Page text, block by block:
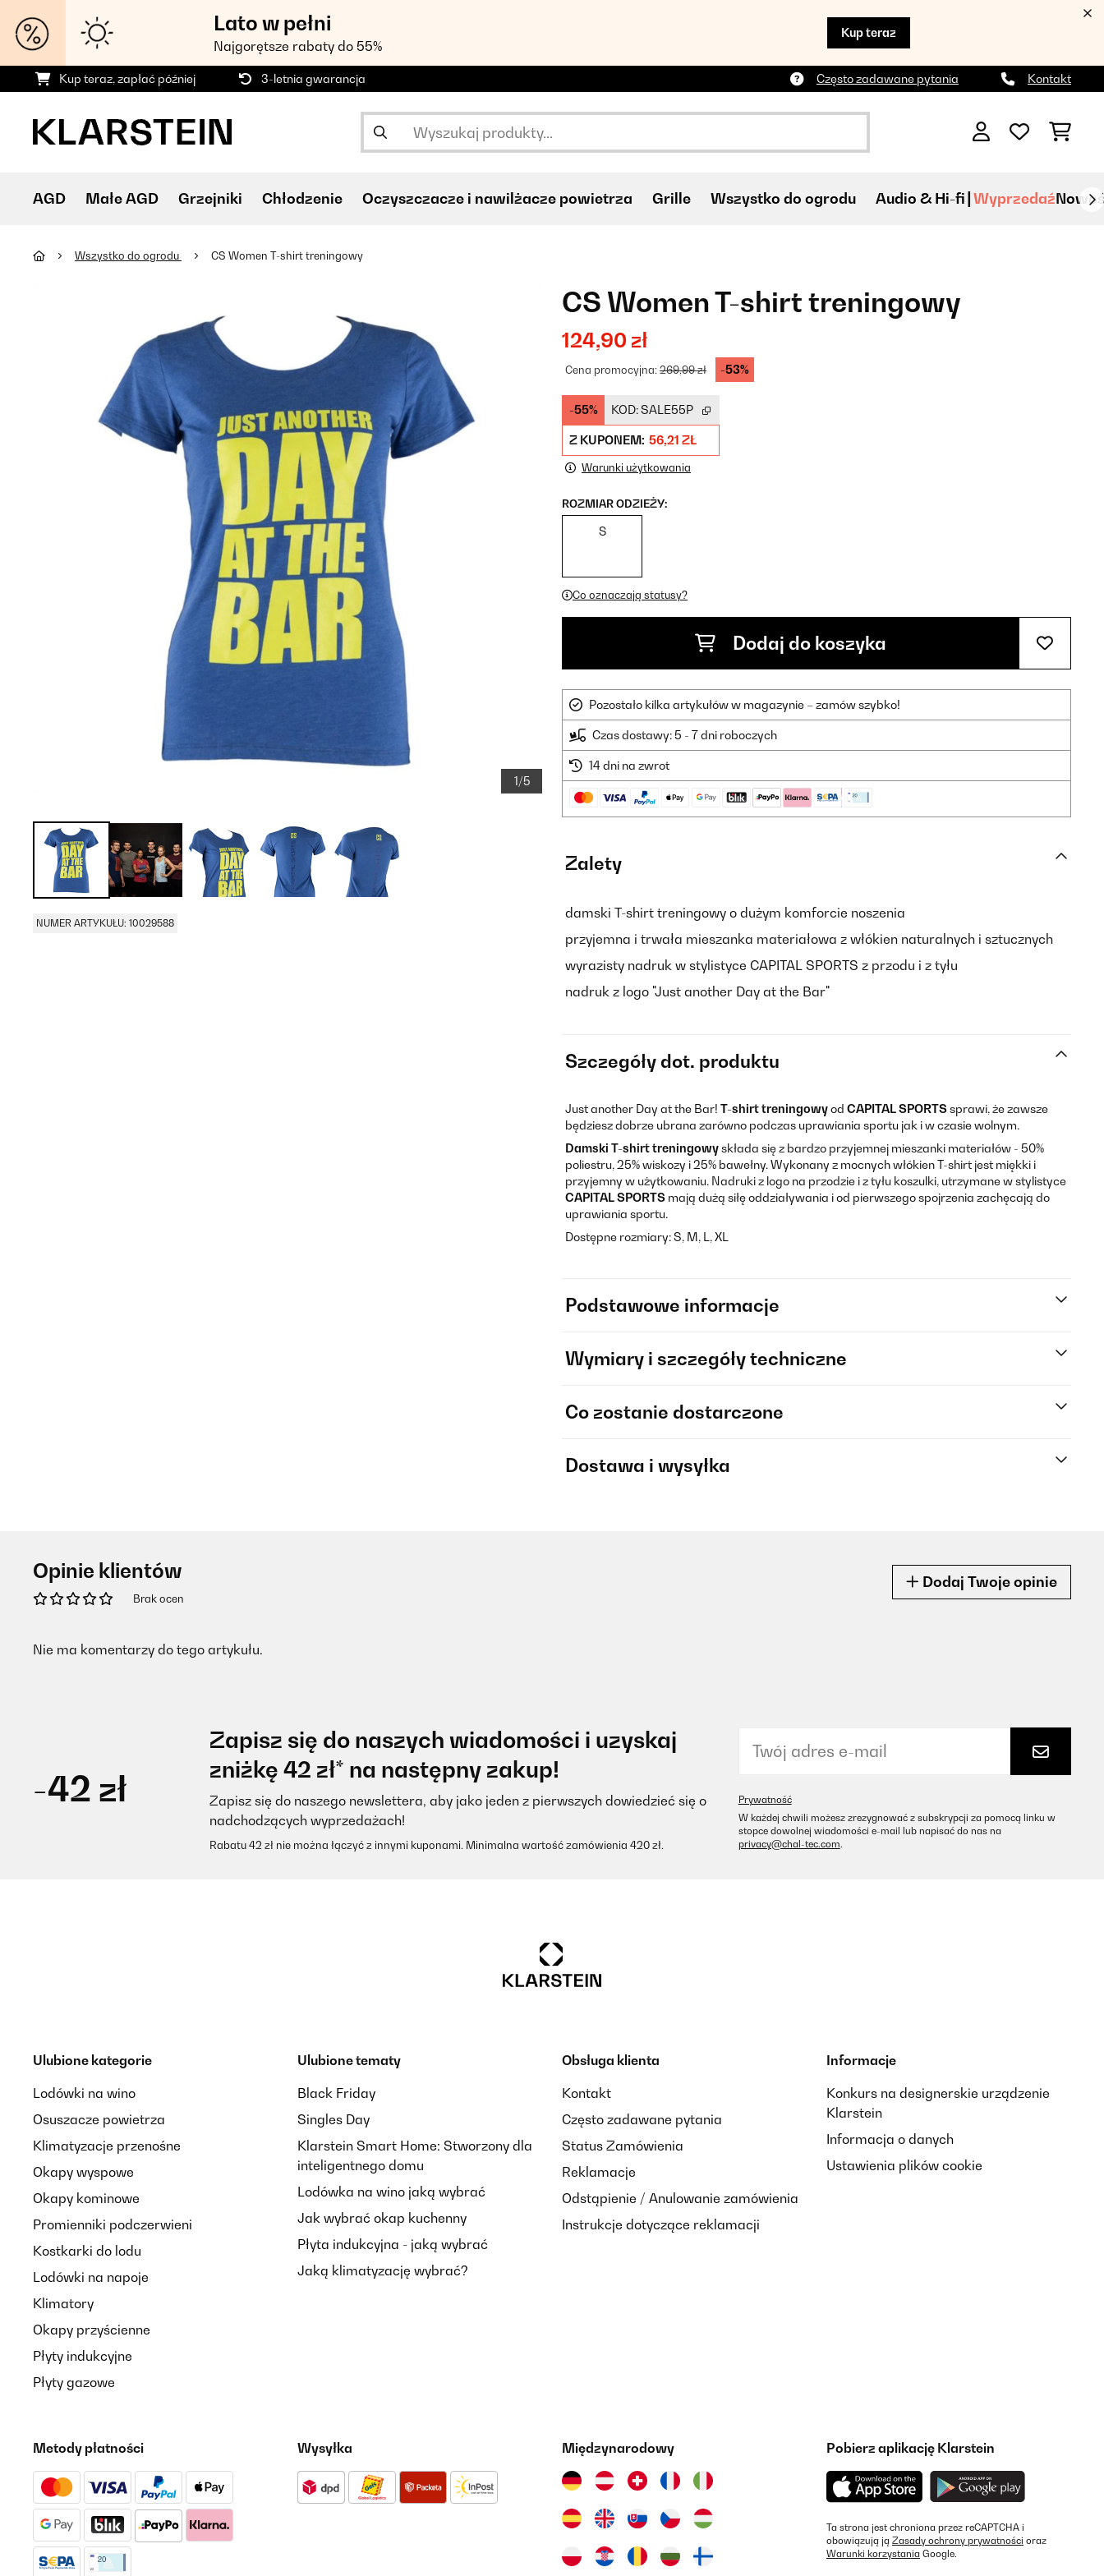
Lato w pełni
Najgorętsze rabaty do 55%
Kup teraz
Kup teraz, zapłać później 3-letnia gwarancja Często zadawane pytania Kontakt
AGD Małe AGD Grzejniki Chłodzenie Oczyszczacze i nawilżacze powietrza Grille Wszystko do ogrodu Audio & Hi-fi Wyprzedaź
Wszystko do ogrodu CS Women T-shirt treningowy
1/5
NUMER ARTYKUŁU: 10029588
CS Women T-shirt treningowy
124,90 zł
Cena promocyjna:269,99 zł -53%
-55% KOD:SALE55P
Z KUPONEM: 56,21 ZŁ
Warunki użytkowania
ROZMIAR ODZIEŻY:
S
Co oznaczają statusy?
Dodaj do koszyka
Pozostało kilka artykułów w magazynie – zamów szybko!
Czas dostawy: 5 - 7 dni roboczych
14 dni na zwrot
Zalety
damski T-shirt treningowy o dużym komforcie noszenia
przyjemna i trwała mieszanka materiałowa z włókien naturalnych i sztucznych
wyrazisty nadruk w stylistyce CAPITAL SPORTS z przodu i z tyłu
nadruk z logo "Just another Day at the Bar"
Szczegóły dot. produktu
Just another Day at the Bar! T-shirt treningowyod CAPITAL SPORTSsprawi, że zawsze
będziesz dobrze ubrana zarówno podczas uprawiania sportu jak i w czasie wolnym.
Damski T-shirt treningowyskłada się z bardzo przyjemnej mieszanki materiałów - 50%
poliestru, 25% wiskozy i 25% bawełny. Wykonany z mocnych włókien T-shirt jest miękki i
przyjemny w użytkowaniu. Nadruki z logo na przodzie i z tyłu koszulki, utrzymane w stylistyce
CAPITAL SPORTS mają dużą siłę oddziaływania i od pierwszego spojrzenia zachęcają do
uprawiania sportu.
Dostępne rozmiary: S, M, L, XL
Podstawowe informacje
Wymiary i szczegóły techniczne
Co zostanie dostarczone
Dostawa i wysyłka
Opinie klientów
Brak ocen
Dodaj Twoje opinie
Nie ma komentarzy do tego artykułu.
-42 zł
Zapisz się do naszych wiadomości i uzyskaj
zniżkę 42 zł* na następny zakup!
Zapisz się do naszego newslettera, aby jako jeden z pierwszych dowiedzieć się o
nadchodzących wyprzedażach!
Rabatu 42 zł nie można łączyć z innymi kuponami. Minimalna wartość zamówienia 420 zł.
Prywatność
W każdej chwili możesz zrezygnować z subskrypcji za pomocą linku w
stopce dowolnej wiadomości e-mail lub napisać do nas na
privacy@chal-tec.com.
Ulubione kategorie
Lodówki na wino
Osuszacze powietrza
Klimatyzacje przenośne
Okapy wyspowe
Okapy kominowe
Promienniki podczerwieni
Kostkarki do lodu
Lodówki na napoje
Klimatory
Okapy przyścienne
Płyty indukcyjne
Płyty gazowe
Ulubione tematy
Black Friday
Singles Day
Klarstein Smart Home: Stworzony dla
inteligentnego domu
Lodówka na wino jaką wybrać
Jak wybrać okap kuchenny
Płyta indukcyjna - jaką wybrać
Jaką klimatyzację wybrać?
Obsługa klienta
Kontakt
Często zadawane pytania
Status Zamówienia
Reklamacje
Odstąpienie / Anulowanie zamówienia
Instrukcje dotyczące reklamacji
Informacje
Konkurs na designerskie urządzenie
Klarstein
Informacja o danych
Ustawienia plików cookie
Metody płatności Wysyłka Międzynarodowy Pobierz aplikację Klarstein
Ta strona jest chroniona przez reCAPTCHA i
obowiązują ją Zasady ochrony prywatności oraz
Warunki korzystania Google.